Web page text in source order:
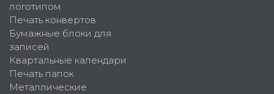
логотипом
Печать конвертов
Бумажные блоки для
записей
Квартальные календари
Печать папок
Металлические